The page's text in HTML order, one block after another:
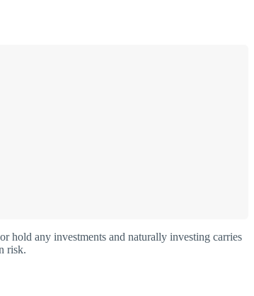
hold any investments and naturally investing carries
risk.